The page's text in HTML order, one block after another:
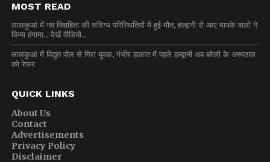
MOST READ
लालकुआं में नव विवाहिता की संदिग्ध परिस्थितियों में हुई मौत, हल्द्वानी से आए मायके वालों ने
किया हंगामा.. देखें वीडियो..
लालकुआं में विद्युत पोल से गिरा युवक, गंभीर हालात में पहले हल्द्वानी अब बरेली के अस्पताल
को रेफर
QUICK LINKS
About Us
Contact
Advertisements
Privacy Policy
Disclaimer